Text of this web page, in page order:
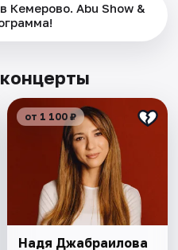
Кемерово. Abu Show &
от 1 100 ₽
Надя Джабраилова